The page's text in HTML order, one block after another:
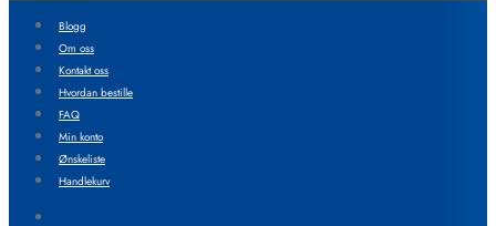
Blogg
Om oss
Kontakt oss
Hvordan bestille
FAQ
Min konto
Ønskeliste
Handlekurv